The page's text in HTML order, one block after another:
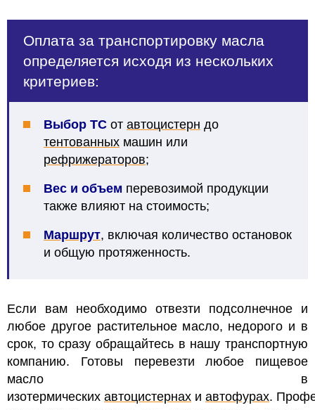
Оплата за транспортировку масла
определяется исходя из нескольких
критериев:
Выбор ТС от автоцистерн до
тентованных машин или
рефрижераторов;
Вес и объем перевозимой продукции
также влияют на стоимость;
Маршрут, включая количество остановок
и общую протяженность.
Если вам необходимо отвезти подсолнечное и
любое другое растительное масло, недорого и в
срок, то сразу обращайтесь в нашу транспортную
компанию. Готовы перевезти любое пищевое
масло в
изотермических автоцистернах и автофурах.